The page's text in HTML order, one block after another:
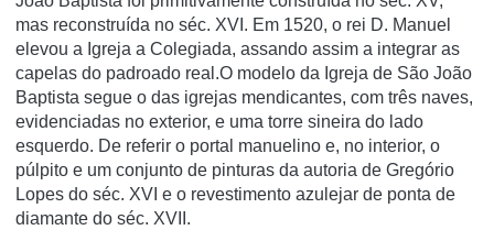
mas reconstruída no séc. XVI. Em 1520, o rei D. Manuel
elevou a Igreja a Colegiada, assando assim a integrar as
capelas do padroado real.O modelo da Igreja de São João
Baptista segue o das igrejas mendicantes, com três naves,
evidenciadas no exterior, e uma torre sineira do lado
esquerdo. De referir o portal manuelino e, no interior, o
púlpito e um conjunto de pinturas da autoria de Gregório
Lopes do séc. XVI e o revestimento azulejar de ponta de
diamante do séc. XVII.